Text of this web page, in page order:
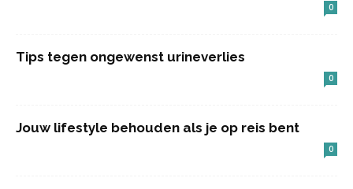
0
Tips tegen ongewenst urineverlies
0
Jouw lifestyle behouden als je op reis bent
0